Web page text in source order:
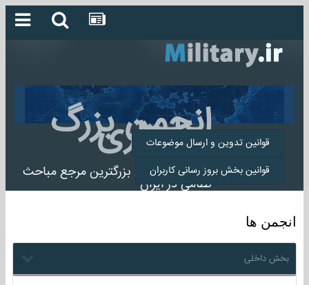
انجمن بزرگ
میلیتاری
انجمن میلیتاری بزرگترین مرجع مباحث
نظامی در ایران
قوانین تدوین و ارسال موضوعات
قوانین بخش بروز رسانی کاربران
انجمن ها
بخش داخلی